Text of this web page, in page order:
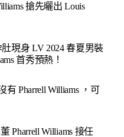
搶先曬出 Louis
現身 LV 2024 春夏男裝
首秀預熱！
Pharrell Williams ，可
Pharrell Williams 接任